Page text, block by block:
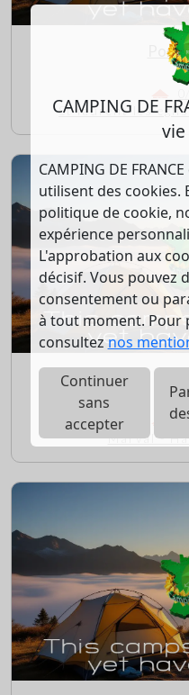
CAMPING DE
CAMPING DE
utilisent des cookies.
politique de cookie,
expérience
L'approbation aux
décisif. Vous pouvez
consentement ou
à tout moment. Pour
consultez nos
Continuer
sans
accepter
Pont
St laurent les
Marval -